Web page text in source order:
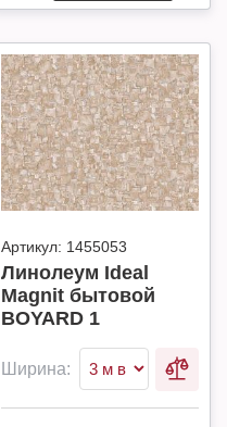
Артикул: 1455053
Линолеум Ideal
Magnit бытовой
BOYARD 1
Ширина: